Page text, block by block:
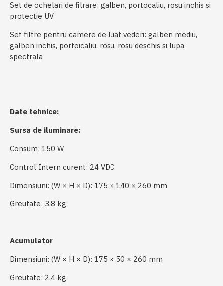
Set de ochelari de filrare: galben, portocaliu, rosu inchis si
protectie UV
Set filtre pentru camere de luat vederi: galben mediu,
galben inchis, portoicaliu, rosu, rosu deschis si lupa
spectrala
Date tehnice:
Sursa de iluminare:
Consum: 150 W
Control Intern curent: 24 VDC
Dimensiuni: (W × H × D): 175 × 140 × 260 mm
Greutate: 3.8 kg
Acumulator
Dimensiuni: (W × H × D): 175 × 50 × 260 mm
Greutate: 2.4 kg